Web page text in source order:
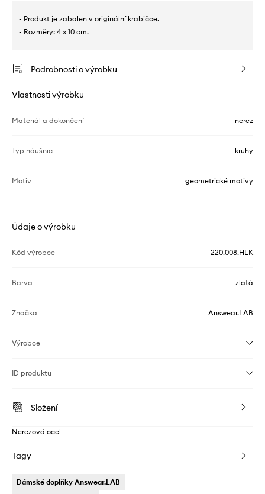
- Produkt je zabalen v originální krabičce.
- Rozměry: 4 x 10 cm.
Podrobnosti o výrobku
Vlastnosti výrobku
Materiál a dokončení nerez
Typ náušnic kruhy
Motiv geometrické motivy
Údaje o výrobku
Kód výrobce 220.008.HLK
Barva zlatá
Značka Answear.LAB
Výrobce
ID produktu
Složení
Nerezová ocel
Tagy
Dámské doplňky Answear.LAB